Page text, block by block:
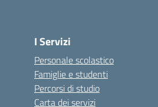
I Servizi
Personale scolastico
Famiglie e studenti
Percorsi di studio
Carta dei servizi